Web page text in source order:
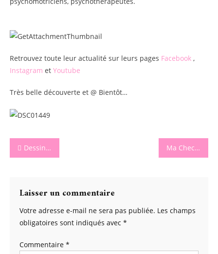
Retrouvez toute leur actualité sur leurs pages Facebook ,
Instagram et Youtube
Très belle découverte et @ Bientôt…
Navigation
de
l’article
Dessiner sur les vitres c’est fun avec la box Maped Color’Peps Ma Check List complète pour partir en vacances au camping en Mobile-Home
Laisser un commentaire
Votre adresse e-mail ne sera pas publiée. Les champs
obligatoires sont indiqués avec *
Commentaire *